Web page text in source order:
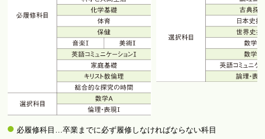
必履修科目…卒業までに必ず履修しなければならない科目